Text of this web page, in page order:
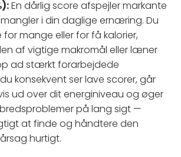
En dårlig score afspejler markante
i din daglige ernæring. Du
mange eller for få kalorier,
af vigtige makromål eller læner
ad stærkt forarbejdede
konsekvent ser lave scorer, går
ud over dit energiniveau og øger
på lang sigt —
at finde og håndtere den
hurtigt.